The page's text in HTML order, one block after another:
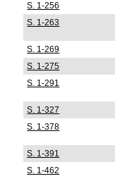
S. 1-256
S. 1-263
S. 1-269
S. 1-275
S. 1-291
S. 1-327
S. 1-378
S. 1-391
S. 1-462